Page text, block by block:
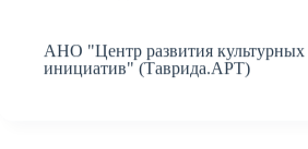
АНО "Центр развития культурных
инициатив" (Таврида.АРТ)